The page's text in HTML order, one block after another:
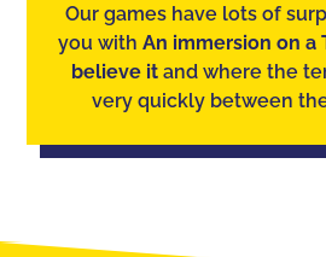
Our games have lots of
you with An immersion on a
believe it and where the
very quickly between